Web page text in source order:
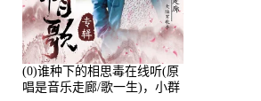
(0)谁种下的相思毒在线听(原
唱是音乐走廊/歌一生)，小群